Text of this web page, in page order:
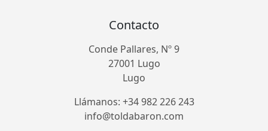
Contacto
Conde Pallares, Nº 9
27001 Lugo
Lugo
Llámanos: +34 982 226 243
info@toldabaron.com